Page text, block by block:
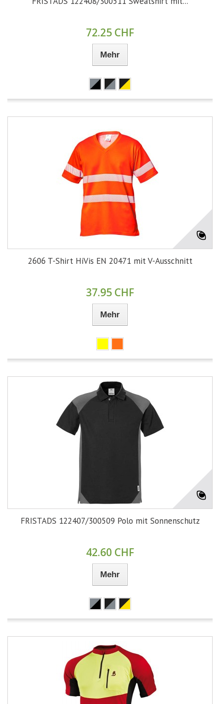
72.25 CHF
Mehr
2606 T-Shirt HiVis EN 20471 mit V-Ausschnitt
37.95 CHF
Mehr
FRISTADS 122407/300509 Polo mit Sonnenschutz
42.60 CHF
Mehr